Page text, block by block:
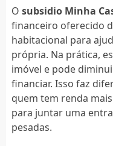
O subsidio Minha
financeiro oferecido
habitacional para
própria. Na prática,
imóvel e pode
financiar. Isso faz
quem tem renda
para juntar uma
pesadas.